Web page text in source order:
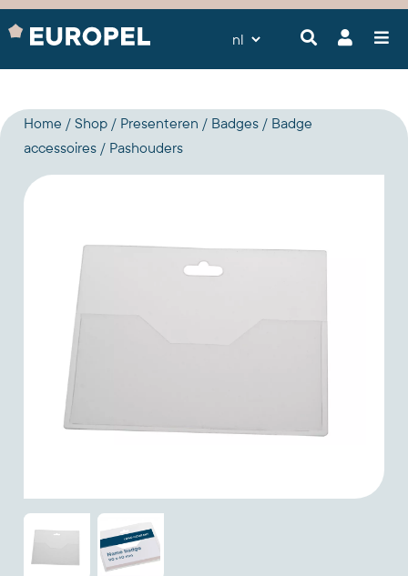
Home Shop Presenteren Badges
Badge
accessoires
Pashouders